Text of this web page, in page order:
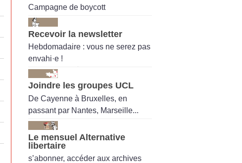
Campagne de boycott
Recevoir la newsletter
Hebdomadaire : vous ne serez pas
envahi·e !
Joindre les groupes UCL
De Cayenne à Bruxelles, en
passant par Nantes, Marseille...
Le mensuel Alternative
libertaire
s’abonner, accéder aux archives